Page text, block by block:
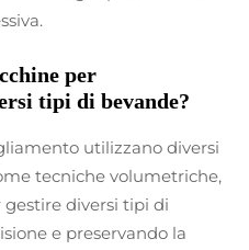
per
tipi di bevande?
utilizzano diversi
tecniche volumetriche,
gestire diversi tipi di
e preservando la